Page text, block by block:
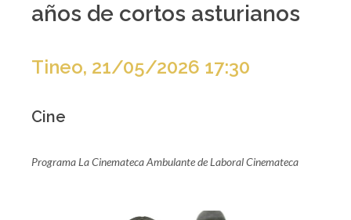
años de cortos asturianos
Tineo, 21/05/2026 17:30
Cine
Programa La Cinemateca Ambulante de Laboral Cinemateca